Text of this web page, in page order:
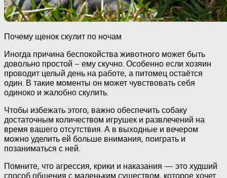
Почему щенок скулит по ночам
Иногда причина беспокойства животного может быть
довольно простой – ему скучно. Особенно если хозяин
проводит целый день на работе, а питомец остаётся
один. В такие моменты он может чувствовать себя
одиноко и жалобно скулить.
Чтобы избежать этого, важно обеспечить собаку
достаточным количеством игрушек и развлечений на
время вашего отсутствия. А в выходные и вечером
можно уделить ей больше внимания, поиграть и
позаниматься с ней.
Помните, что агрессия, крики и наказания — это худший
способ общения с маленьким существом, которое хочет